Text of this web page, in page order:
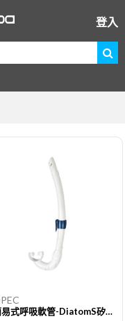
登入
J型簡易式呼吸軟管-DiatomS矽藻S